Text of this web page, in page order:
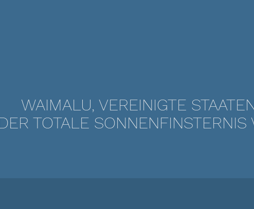
WAIMALU, VEREINIGTE
TOTALE SONNENFINSTERNIS